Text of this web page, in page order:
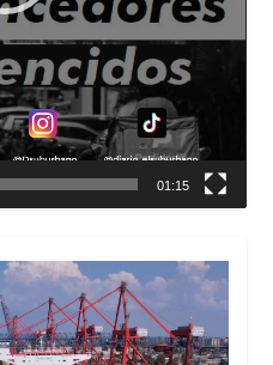
01:15